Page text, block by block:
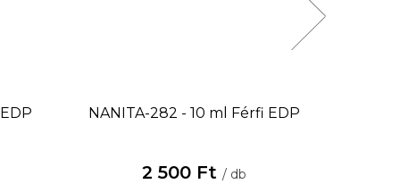
NANITA-282 - 10 ml Férfi EDP
2 500 Ft / db